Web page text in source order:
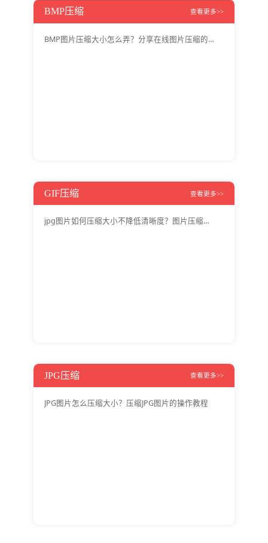
BMP压缩 查看更多>>
BMP图片压缩大小怎么弄？分享在线图片压缩的方法
GIF压缩 查看更多>>
jpg图片如何压缩大小不降低清晰度？图片压缩工具免费
JPG压缩 查看更多>>
JPG图片怎么压缩大小？压缩JPG图片的操作教程